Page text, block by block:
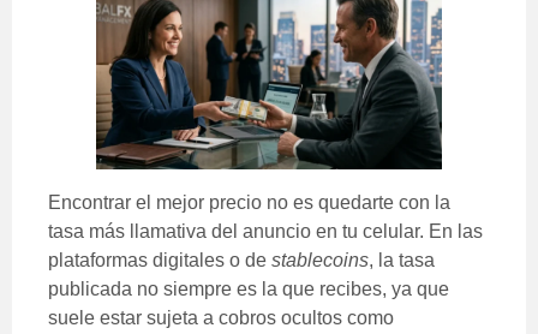
Encontrar el mejor precio no es quedarte con la
tasa más llamativa del anuncio en tu celular. En las
plataformas digitales o de stablecoins, la tasa
publicada no siempre es la que recibes, ya que
suele estar sujeta a cobros ocultos como